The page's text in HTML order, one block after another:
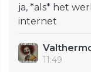
ja, *als* het
internet
11:49